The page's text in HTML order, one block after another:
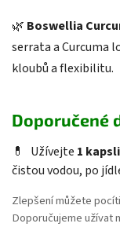
🌿 Boswellia
serrata a Curcuma
kloubů a flexibilitu.
Doporučené
💊 Užívejte 1
čistou vodou, po
Zlepšení můžete
Doporučujeme užívat